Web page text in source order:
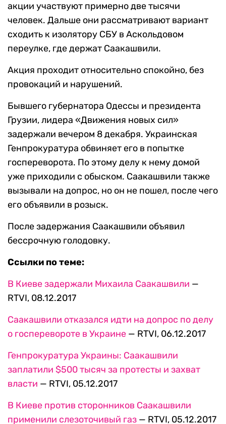
акции участвуют примерно две тысячи
человек. Дальше они рассматривают вариант
сходить к изолятору СБУ в Аскольдовом
переулке, где держат Саакашвили.
Акция проходит относительно спокойно, без
провокаций и нарушений.
Бывшего губернатора Одессы и президента
Грузии, лидера «Движения новых сил»
задержали вечером 8 декабря. Украинская
Генпрокуратура обвиняет его в попытке
госпереворота. По этому делу к нему домой
уже приходили с обыском. Саакашвили также
вызывали на допрос, но он не пошел, после чего
его объявили в розыск.
После задержания Саакашвили объявил
бессрочную голодовку.
Ссылки по теме:
В Киеве задержали Михаила Саакашвили —
RTVI, 08.12.2017
Саакашвили отказался идти на допрос по делу
о госперевороте в Украине — RTVI, 06.12.2017
Генпрокуратура Украины: Саакашвили
заплатили $500 тысяч за протесты и захват
власти — RTVI, 05.12.2017
В Киеве против сторонников Саакашвили
применили слезоточивый газ — RTVI, 05.12.2017